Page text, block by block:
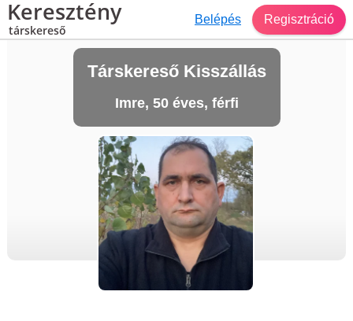
Keresztény
társkereső
Belépés Regisztráció
Társkereső Kisszállás
Imre, 50 éves, férfi